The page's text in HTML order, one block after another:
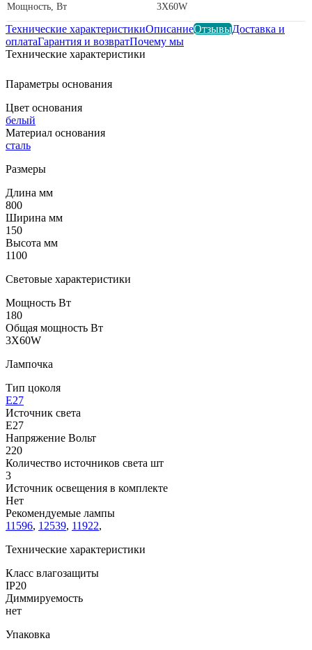
Мощность, Вт 3X60W
Технические характеристикиОписаниеОтзывыДоставка и
оплатаГарантия и возвратПочему мы
Технические характеристики
Параметры основания
Цвет основания
белый
Материал основания
сталь
Размеры
Длина мм
800
Ширина мм
150
Высота мм
1100
Световые характеристики
Мощность Вт
180
Общая мощность Вт
3X60W
Лампочка
Тип цоколя
E27
Источник света
E27
Напряжение Вольт
220
Количество источников света шт
3
Источник освещения в комплекте
Нет
Рекомендуемые лампы
11596, 12539, 11922,
Технические характеристики
Класс влагозащиты
IP20
Диммируемость
нет
Упаковка